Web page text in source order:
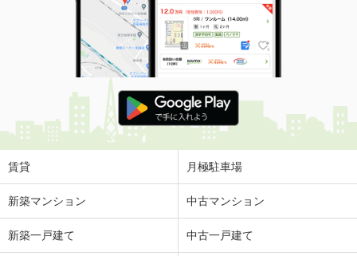
賃貸 月極駐車場
新築マンション 中古マンション
新築一戸建て 中古一戸建て